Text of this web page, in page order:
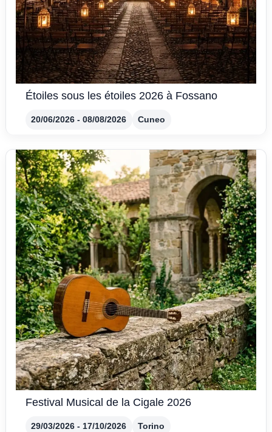
Étoiles sous les étoiles 2026 à Fossano
20/06/2026 - 08/08/2026 Cuneo
Festival Musical de la Cigale 2026
29/03/2026 - 17/10/2026 Torino